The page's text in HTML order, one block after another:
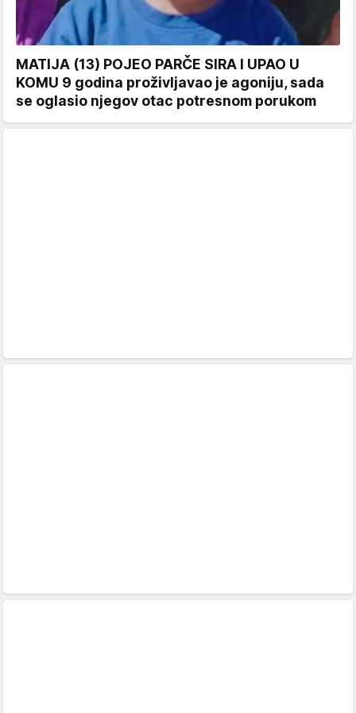
MATIJA (13) POJEO PARČE SIRA I UPAO U
KOMU 9 godina proživljavao je agoniju, sada
se oglasio njegov otac potresnom porukom